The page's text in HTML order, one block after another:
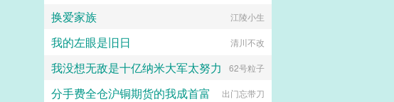
换爱家族 江陵小生
我的左眼是旧日 清川不改
我没想无敌是十亿纳米大军太努力 62号粒子
分手费全仓沪铜期货的我成首富 出门忘带刀